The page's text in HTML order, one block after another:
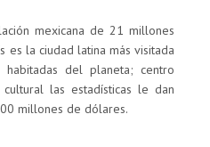
mexicana de 21 millones
es la ciudad latina más visitada
del planeta; centro
las estadísticas le dan
millones de dólares.